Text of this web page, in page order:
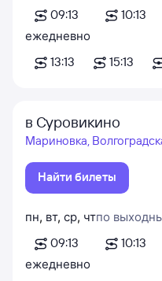
09:13
10:13
ежедневно
13:13
15:13
в Суровикино
Мариновка,
Найти билеты
пн, вт, ср, чт
09:13
по
10:13
ежедневно